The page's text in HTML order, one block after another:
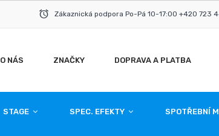
Zákaznická podpora Po-Pá 10-17:00 +420 723
O NÁS ZNAČKY DOPRAVA A PLATBA
STAGE SPEC. EFEKTY SPOTŘEBNÍ